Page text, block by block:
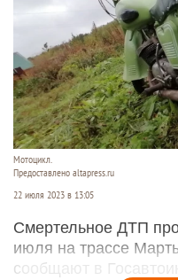
Мотоцикл.
Предоставлено altapress.ru
22 июля 2023 в 13:05
Смертельное ДТП
июля на трассе
сообщают в